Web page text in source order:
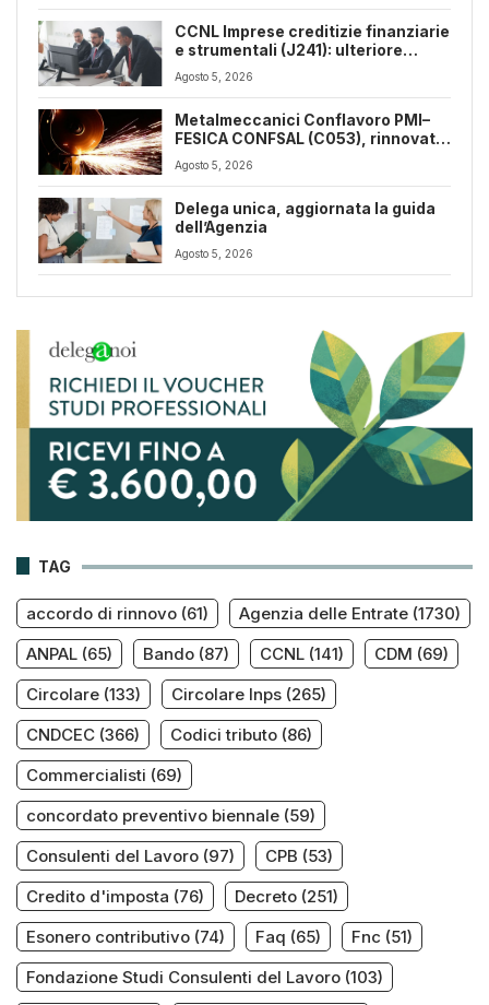
CCNL Imprese creditizie finanziarie
e strumentali (J241): ulteriore
sospensione dei termini a dicembre
2026
Agosto 5, 2026
Metalmeccanici Conflavoro PMI–
FESICA CONFSAL (C053), rinnovato
il CCNL 2026-2029: rafforzate
tutele e flessibilità organizzativa
Agosto 5, 2026
Delega unica, aggiornata la guida
dell’Agenzia
Agosto 5, 2026
TAG
accordo di rinnovo (61) Agenzia delle Entrate (1730)
ANPAL (65) Bando (87) CCNL (141) CDM (69)
Circolare (133) Circolare Inps (265)
CNDCEC (366) Codici tributo (86)
Commercialisti (69)
concordato preventivo biennale (59)
Consulenti del Lavoro (97) CPB (53)
Credito d'imposta (76) Decreto (251)
Esonero contributivo (74) Faq (65) Fnc (51)
Fondazione Studi Consulenti del Lavoro (103)